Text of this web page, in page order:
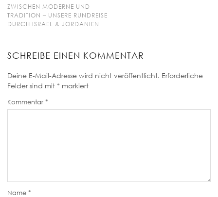
ZWISCHEN MODERNE UND
TRADITION – UNSERE RUNDREISE
DURCH ISRAEL & JORDANIEN
SCHREIBE EINEN KOMMENTAR
Deine E-Mail-Adresse wird nicht veröffentlicht. Erforderliche
Felder sind mit * markiert
Kommentar *
Name *